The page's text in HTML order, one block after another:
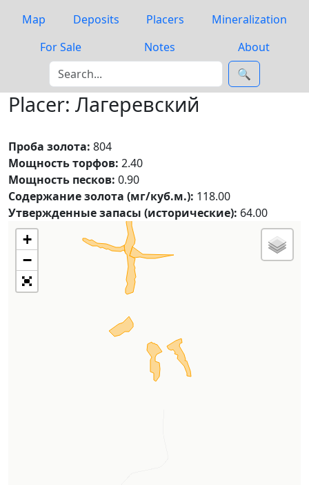
Map Deposits Placers
Mineralization
For Sale
Notes
About
🔍
Placer: Лагеревский
Проба золота: 804
Мощность торфов: 2.40
Мощность песков: 0.90
Содержание золота (мг/куб.м.): 118.00
Утвержденные запасы (исторические): 64.00
+
−